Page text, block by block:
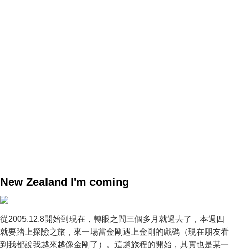
New Zealand I'm coming
從2005.12.8開始到現在，轉眼之間三個多月就過去了，本週四
就要踏上探險之旅，來一場當金剛遇上金剛的戲碼（現在朋友看
到我都說我越來越像金剛了）。這趟旅程的開始，其實也是某一